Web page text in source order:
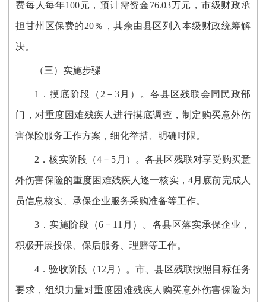
费每人每年100元，预计需资金76.03万元，市级财政承
担甘州区保费的20％，其余由县区列入本级财政统筹解
决。
（三）实施步骤
1．摸底阶段（ 2－3 月）。各县区残联会同民政部
门，对重度困难残疾人进行摸底调查，制定购买意外伤
害保险服务工作方案，细化举措、明确时限。
2．核实阶段（4 － 5 月）。各县区残联对享受购买意
外伤害保险的重度困难残疾人逐一核实，4月底前完成人
员信息核实、承保企业服务采购准备等工作。
3． 实施阶段（6 －1 1 月）。各县区落实承保企业，
积极开展投保、保后服务、理赔等工作。
4．验收阶段（12月）。市、县区残联按照目标任务
要求，组织力量对重度困难残疾人购买意外伤害保险为